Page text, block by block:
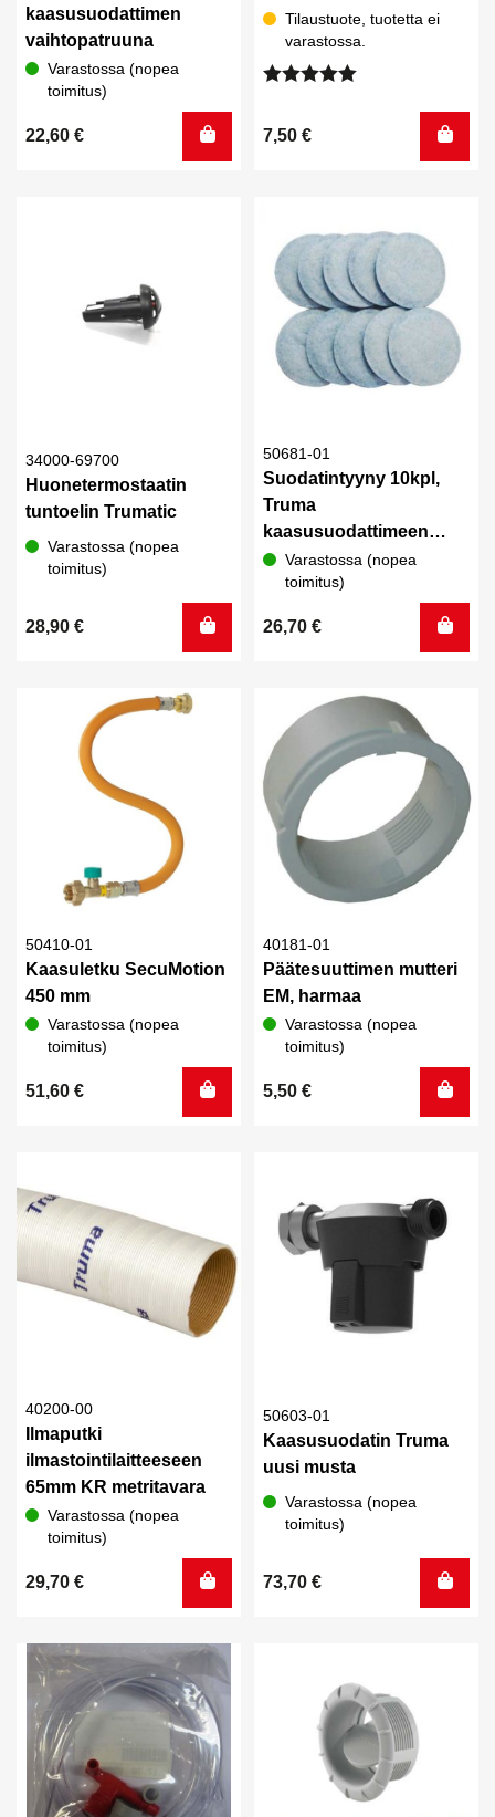
kaasusuodattimen
vaihtopatruuna
Varastossa (nopea
toimitus)
22,60 €
Tilaustuote, tuotetta ei
varastossa.
5.00/ 5
7,50 €
34000-69700
Huonetermostaatin
tuntoelin Trumatic
Varastossa (nopea
toimitus)
28,90 €
50681-01
Suodatintyyny 10kpl,
Truma
kaasusuodattimeen
50603-01
Varastossa (nopea
toimitus)
26,70 €
50410-01
Kaasuletku SecuMotion
450 mm
Varastossa (nopea
toimitus)
51,60 €
40181-01
Päätesuuttimen mutteri
EM, harmaa
Varastossa (nopea
toimitus)
5,50 €
40200-00
Ilmaputki
ilmastointilaitteeseen
65mm KR metritavara
Varastossa (nopea
toimitus)
29,70 €
50603-01
Kaasusuodatin Truma
uusi musta
Varastossa (nopea
toimitus)
73,70 €